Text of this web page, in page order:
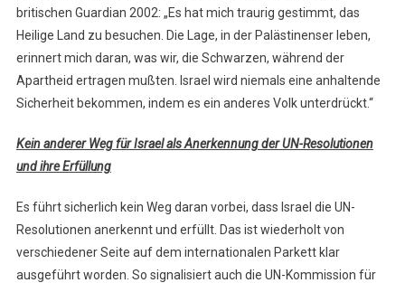
britischen Guardian 2002: „Es hat mich traurig gestimmt, das
Heilige Land zu besuchen. Die Lage, in der Palästinenser leben,
erinnert mich daran, was wir, die Schwarzen, während der
Apartheid ertragen mußten. Israel wird niemals eine anhaltende
Sicherheit bekommen, indem es ein anderes Volk unterdrückt.“
Kein anderer Weg für Israel als Anerkennung der UN-Resolutionen
und ihre Erfüllung
Es führt sicherlich kein Weg daran vorbei, dass Israel die UN-
Resolutionen anerkennt und erfüllt. Das ist wiederholt von
verschiedener Seite auf dem internationalen Parkett klar
ausgeführt worden. So signalisiert auch die UN-Kommission für